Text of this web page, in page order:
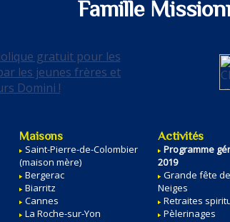
Famille
Maisons
Saint-Pierre-de-Colombier
(maison mère)
Bergerac
Biarritz
Cannes
La Roche-sur-Yon
Activités
Programme
2019
Grande fête
Neiges
Retraites
Pèlerinages